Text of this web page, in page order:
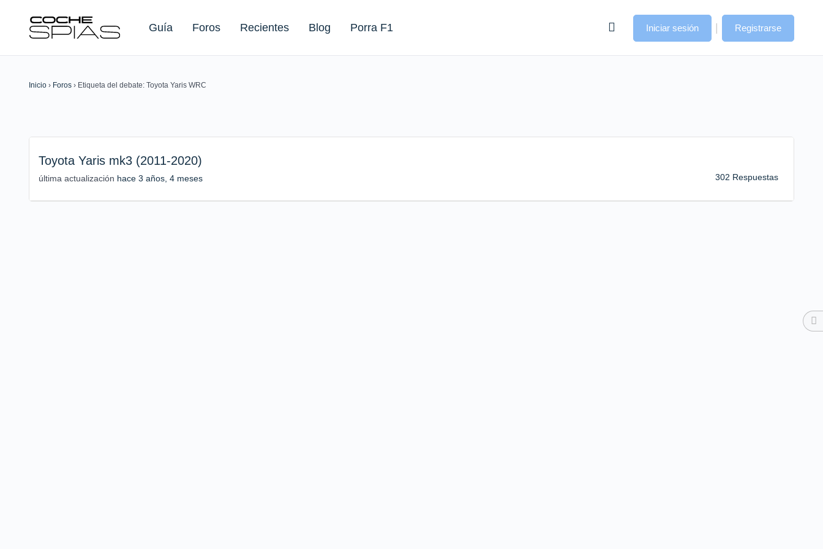
Guía Foros Recientes Blog Porra F1
Buscar:
Iniciar sesión | Registrarse
Inicio › Foros › Etiqueta del debate: Toyota Yaris WRC
Toyota Yaris mk3 (2011-2020)
última actualización hace 3 años, 4 meses 302 Respuestas